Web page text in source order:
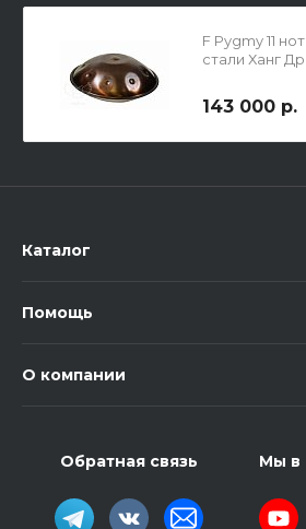
F Pygmy 11
стали Ханг
143 000 р.
Каталог
Помощь
О компании
Обратная связь Мы в